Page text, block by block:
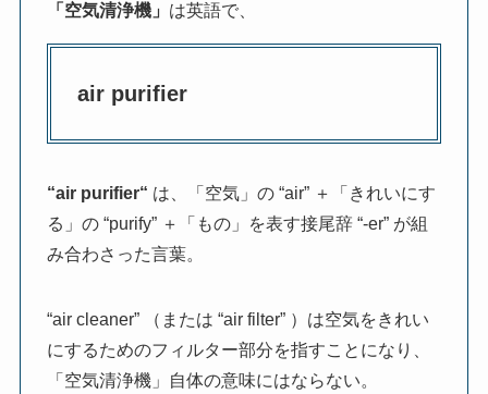
「空気清浄機」 は英語で、
air purifier
“air purifier“ は、「空気」の “air” ＋「きれいにす
る」の “purify” ＋「もの」を表す接尾辞 “-er” が組
み合わさった言葉。
“air cleaner” （または “air filter” ）は空気をきれい
にするためのフィルター部分を指すことになり、
「空気清浄機」自体の意味にはならない。